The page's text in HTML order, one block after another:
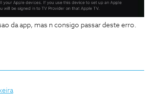
da app, mas n consigo passar deste erro.